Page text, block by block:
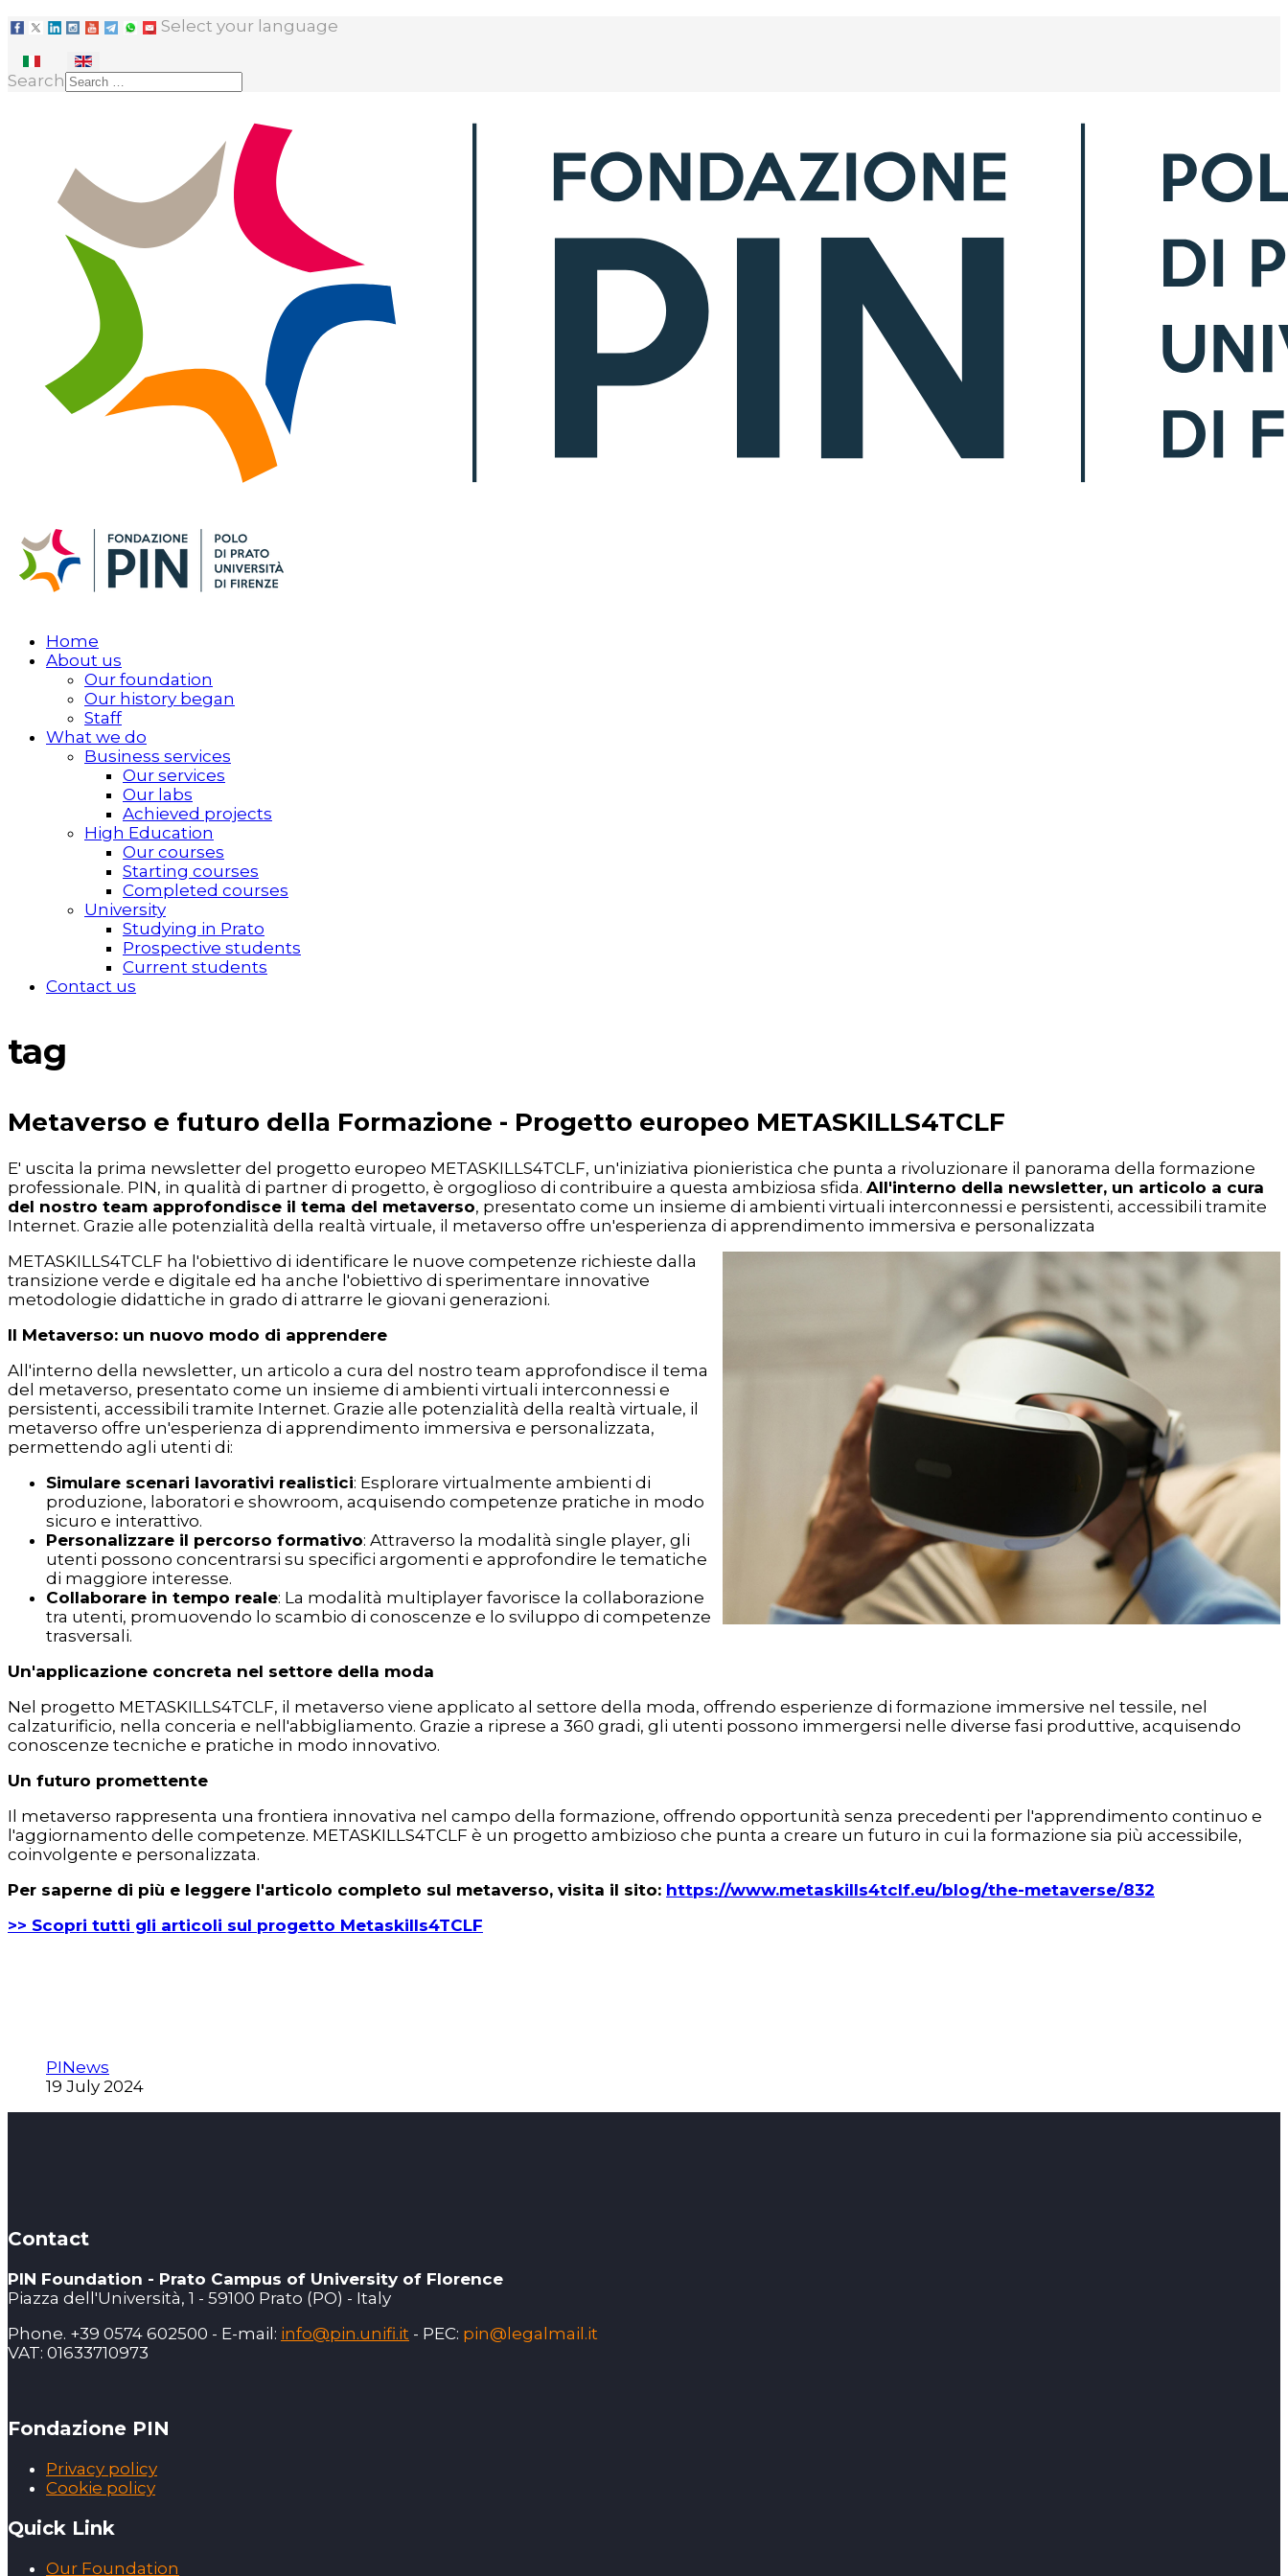
Select your language
Search
Home
About us
Our foundation
Our history began
Staff
What we do
Business services
Our services
Our labs
Achieved projects
High Education
Our courses
Starting courses
Completed courses
University
Studying in Prato
Prospective students
Current students
Contact us
tag
Metaverso e futuro della Formazione - Progetto europeo METASKILLS4TCLF
E' uscita la prima newsletter del progetto europeo METASKILLS4TCLF, un'iniziativa pionieristica che punta a rivoluzionare il panorama della formazione
professionale. PIN, in qualità di partner di progetto, è orgoglioso di contribuire a questa ambiziosa sfida. All'interno della newsletter, un articolo a cura
del nostro team approfondisce il tema del metaverso, presentato come un insieme di ambienti virtuali interconnessi e persistenti, accessibili tramite
Internet. Grazie alle potenzialità della realtà virtuale, il metaverso offre un'esperienza di apprendimento immersiva e personalizzata
METASKILLS4TCLF ha l'obiettivo di identificare le nuove competenze richieste dalla
transizione verde e digitale ed ha anche l'obiettivo di sperimentare innovative
metodologie didattiche in grado di attrarre le giovani generazioni.
Il Metaverso: un nuovo modo di apprendere
All'interno della newsletter, un articolo a cura del nostro team approfondisce il tema
del metaverso, presentato come un insieme di ambienti virtuali interconnessi e
persistenti, accessibili tramite Internet. Grazie alle potenzialità della realtà virtuale, il
metaverso offre un'esperienza di apprendimento immersiva e personalizzata,
permettendo agli utenti di:
Simulare scenari lavorativi realistici: Esplorare virtualmente ambienti di
produzione, laboratori e showroom, acquisendo competenze pratiche in modo
sicuro e interattivo.
Personalizzare il percorso formativo: Attraverso la modalità single player, gli
utenti possono concentrarsi su specifici argomenti e approfondire le tematiche
di maggiore interesse.
Collaborare in tempo reale: La modalità multiplayer favorisce la collaborazione
tra utenti, promuovendo lo scambio di conoscenze e lo sviluppo di competenze
trasversali.
Un'applicazione concreta nel settore della moda
Nel progetto METASKILLS4TCLF, il metaverso viene applicato al settore della moda, offrendo esperienze di formazione immersive nel tessile, nel
calzaturificio, nella conceria e nell'abbigliamento. Grazie a riprese a 360 gradi, gli utenti possono immergersi nelle diverse fasi produttive, acquisendo
conoscenze tecniche e pratiche in modo innovativo.
Un futuro promettente
Il metaverso rappresenta una frontiera innovativa nel campo della formazione, offrendo opportunità senza precedenti per l'apprendimento continuo e
l'aggiornamento delle competenze. METASKILLS4TCLF è un progetto ambizioso che punta a creare un futuro in cui la formazione sia più accessibile,
coinvolgente e personalizzata.
Per saperne di più e leggere l'articolo completo sul metaverso, visita il sito: https://www.metaskills4tclf.eu/blog/the-metaverse/832
>> Scopri tutti gli articoli sul progetto Metaskills4TCLF
PINews
19 July 2024
Contact
PIN Foundation - Prato Campus of University of Florence
Piazza dell'Università, 1 - 59100 Prato (PO) - Italy
Phone. +39 0574 602500 - E-mail: info@pin.unifi.it - PEC: pin@legalmail.it
VAT: 01633710973
Fondazione PIN
Privacy policy
Cookie policy
Quick Link
Our Foundation